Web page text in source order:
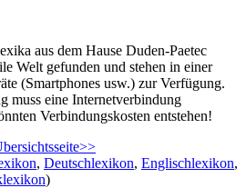
aus dem Hause Duden-Paetec
Welt gefunden und stehen in einer
(Smartphones usw.) zur Verfügung.
muss eine Internetverbindung
Verbindungskosten entstehen!
, Deutschlexikon, Englischlexikon,
)